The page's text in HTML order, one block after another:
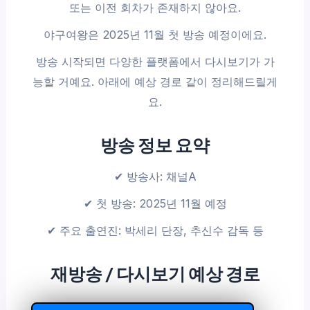
또는 이전 회차가 존재하지 않아요.
야구여왕은 2025년 11월 첫 방송 예정이에요.
방송 시작되면 다양한 플랫폼에서 다시보기가 가
능할 거예요. 아래에 예상 경로 같이 정리해드릴게
요.
방송 정보 요약
✔ 방송사: 채널A
✔ 첫 방송: 2025년 11월 예정
✔ 주요 출연진: 박세리 단장, 추신수 감독 등
재방송 / 다시보기 예상 경로